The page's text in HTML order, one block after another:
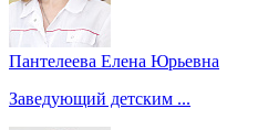
Пантелеева Елена Юрьевна
Заведующий детским ...